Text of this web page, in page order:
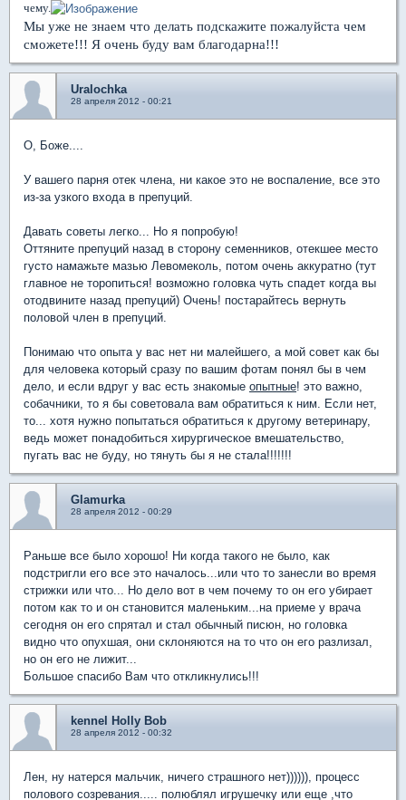
чему.
Мы уже не знаем что делать подскажите пожалуйста чем
сможете!!! Я очень буду вам благодарна!!!
Uralochka
28 апреля 2012 - 00:21
О, Боже....
У вашего парня отек члена, ни какое это не воспаление, все это
из-за узкого входа в препуций.
Давать советы легко... Но я попробую!
Оттяните препуций назад в сторону семенников, отекшее место
густо намажьте мазью Левомеколь, потом очень аккуратно (тут
главное не торопиться! возможно головка чуть спадет когда вы
отодвините назад препуций) Очень! постарайтесь вернуть
половой член в препуций.
Понимаю что опыта у вас нет ни малейшего, а мой совет как бы
для человека который сразу по вашим фотам понял бы в чем
дело, и если вдруг у вас есть знакомые опытные! это важно,
собачники, то я бы советовала вам обратиться к ним. Если нет,
то... хотя нужно попытаться обратиться к другому ветеринару,
ведь может понадобиться хирургическое вмешательство,
пугать вас не буду, но тянуть бы я не стала!!!!!!!
Glamurka
28 апреля 2012 - 00:29
Раньше все было хорошо! Ни когда такого не было, как
подстригли его все это началось...или что то занесли во время
стрижки или что... Но дело вот в чем почему то он его убирает
потом как то и он становится маленьким...на приеме у врача
сегодня он его спрятал и стал обычный писюн, но головка
видно что опухшая, они склоняются на то что он его разлизал,
но он его не лижит...
Большое спасибо Вам что откликнулись!!!
kennel Holly Bob
28 апреля 2012 - 00:32
Лен, ну натерся мальчик, ничего страшного нет)))))), процесс
полового созревания..... полюблял игрушечку или еще ,что